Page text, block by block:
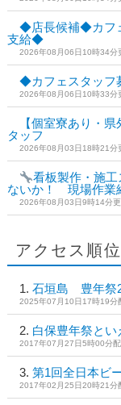
◆店長候補◆カフ
支給◆
2026年08月06日10時34分
◆カフェスタッ
2026年08月06日10時33分
【個室寮あり・
タッフ
2026年08月03日18時21分
看板製作・施
ないか！ 現場作業
2026年08月03日9時14分
アクセス順
石垣島 豊年祭
2025年07月10日17時19分
白保豊年祭とい
2017年07月27日5時00分
第1回全日本ビ
2017年02月25日20時21分